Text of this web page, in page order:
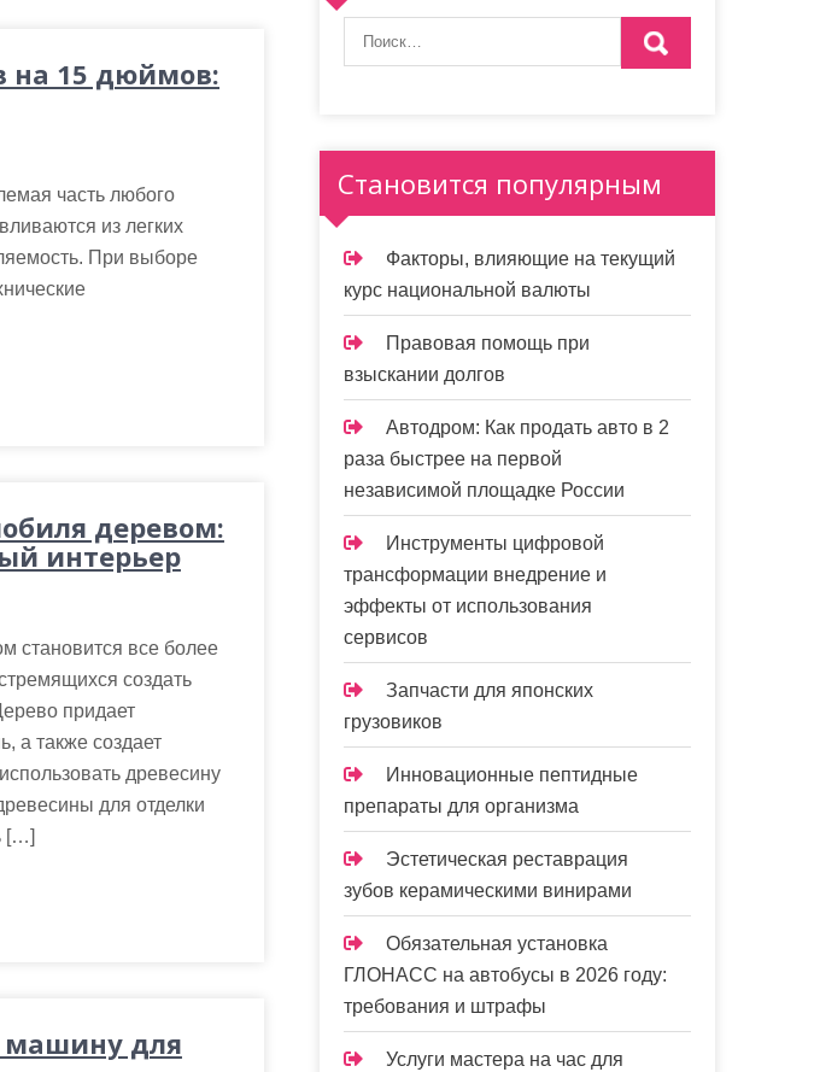
на 15 дюймов:
часть любого
из легких
При выборе
деревом:
интерьер
становится все более
создать
придает
а также создает
древесину
для отделки
[…]
машину для
Становится популярным
Факторы, влияющие на текущий
курс национальной валюты
Правовая помощь при
взыскании долгов
Автодром: Как продать авто в 2
раза быстрее на первой
независимой площадке России
Инструменты цифровой
трансформации внедрение и
эффекты от использования
сервисов
Запчасти для японских
грузовиков
Инновационные пептидные
препараты для организма
Эстетическая реставрация
зубов керамическими винирами
Обязательная установка
ГЛОНАСС на автобусы в 2026 году:
требования и штрафы
Услуги мастера на час для